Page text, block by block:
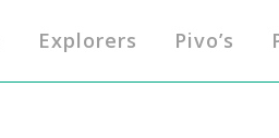
Explorers Pivo’s